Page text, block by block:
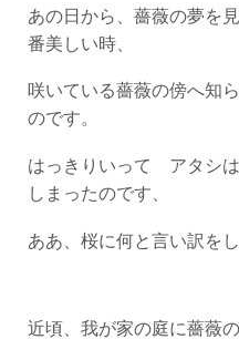
あの日から、薔薇の夢を
番美しい時、
咲いている薔薇の傍へ知
のです。
はっきりいって アタシ
しまったのです、
ああ、桜に何と言い訳をし
近頃、我が家の庭に薔薇